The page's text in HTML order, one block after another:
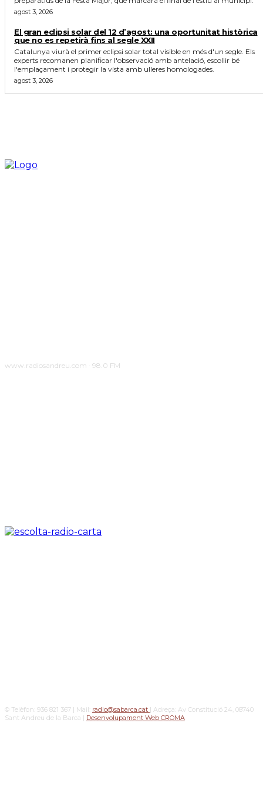
agost 3, 2026
El gran eclipsi solar del 12 d’agost: una oportunitat històrica
que no es repetirà fins al segle XXII
Catalunya viurà el primer eclipsi solar total visible en més d'un segle. Els
experts recomanen planificar l'observació amb antelació, escollir bé
l'emplaçament i protegir la vista amb ulleres homologades.
agost 3, 2026
www.radiosandreu.com · 98.0 FM
© Telèfon: 936 821 367 | Mail: radio@sabarca.cat | Adreça: Av Constitució 24, 08740
Sant Andreu de la Barca | Desenvolupament Web CROMA